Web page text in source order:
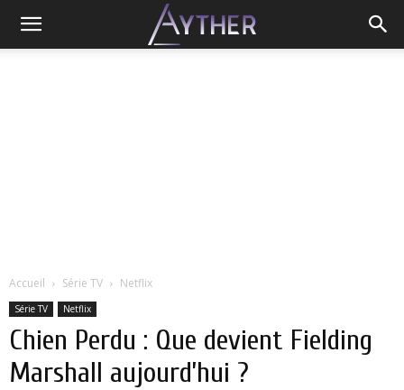
Accueil Série TV Netflix
Série TV Netflix
Chien Perdu : Que devient Fielding
Marshall aujourd’hui ?